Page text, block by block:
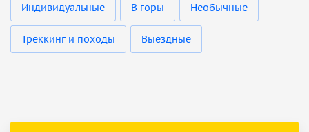
Индивидуальные В горы Необычные
Треккинг и походы Выездные